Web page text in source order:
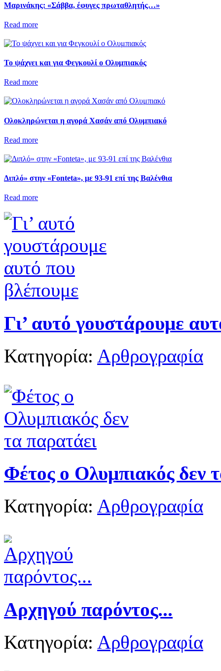
Μαρινάκης: «Σάββα, έφυγες πρωταθλητής…»
Read more
Το ψάχνει και για Φεγκουλί ο Ολυμπιακός
Read more
Ολοκληρώνεται η αγορά Χασάν από Ολυμπιακό
Read more
Διπλό» στην «Fonteta», με 93-91 επί της Βαλένθια
Read more
Γι’ αυτό γουστάρουμε
Κατηγορία: Αρθρογραφία
Φέτος ο Ολυμπιακός δεν
Κατηγορία: Αρθρογραφία
Αρχηγού παρόντος...
Κατηγορία: Αρθρογραφία